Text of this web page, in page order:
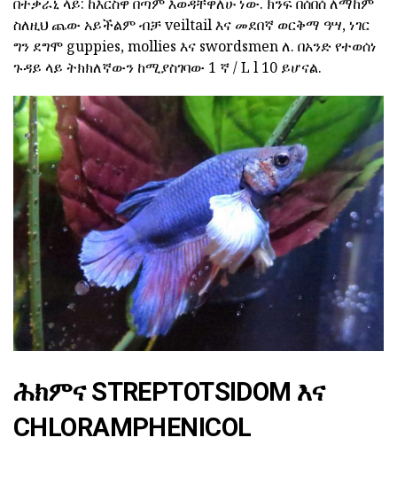
ስለዚህ ጨው አይችልም ብቻ veiltail እና መደበኛ ወርቅማ ዓሣ, ነገር
ግን ደግሞ guppies, mollies እና swordsmen ለ. በአንድ የተወሰነ
ጉዳይ ላይ ትክክለኛውን ከሚያስገባው 1 ኛ / L l 10 ይሆናል.
ሕክምና STREPTOTSIDOM እና
CHLORAMPHENICOL